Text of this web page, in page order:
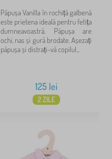
Păpușa Vanilla în rochiță galbenă
este prietena ideală pentru fetița
dumneavoastră. Păpușa are
ochi, nas și gură brodate. Așezați
păpușa și distrați-vă copilul...
125lei
2 ZILE